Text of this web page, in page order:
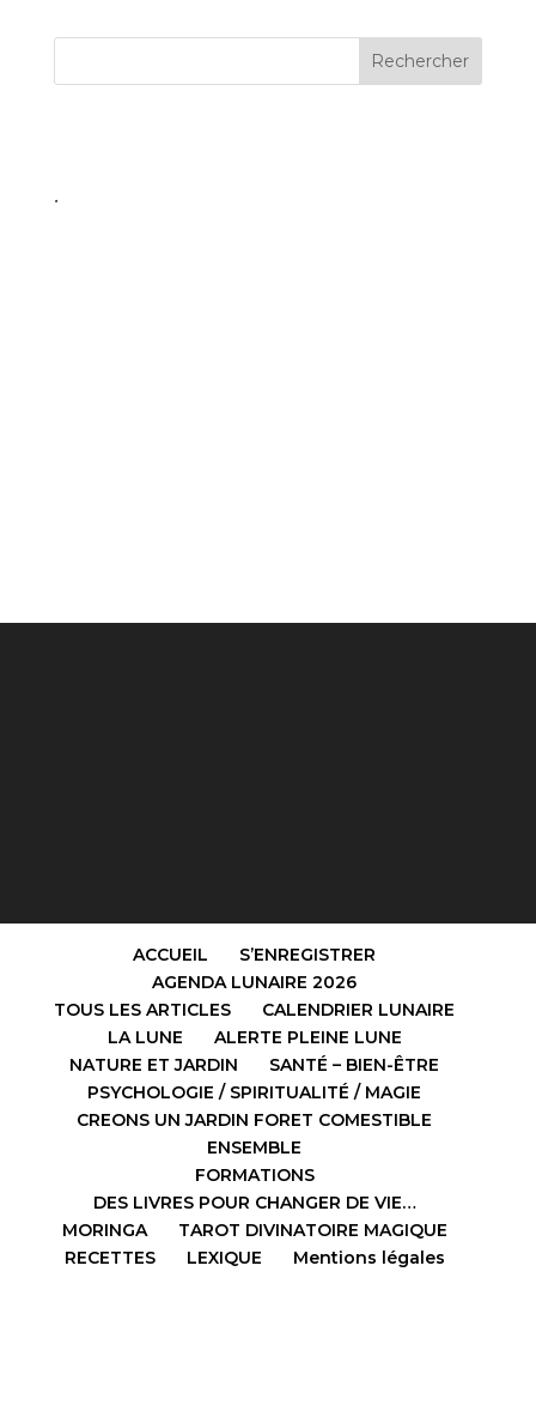
.
ACCUEIL
S’ENREGISTRER
AGENDA LUNAIRE 2026
TOUS LES ARTICLES
CALENDRIER LUNAIRE
LA LUNE
ALERTE PLEINE LUNE
NATURE ET JARDIN
SANTÉ – BIEN-ÊTRE
PSYCHOLOGIE / SPIRITUALITÉ / MAGIE
CREONS UN JARDIN FORET COMESTIBLE
ENSEMBLE
FORMATIONS
DES LIVRES POUR CHANGER DE VIE…
MORINGA
TAROT DIVINATOIRE MAGIQUE
RECETTES
LEXIQUE Mentions légales